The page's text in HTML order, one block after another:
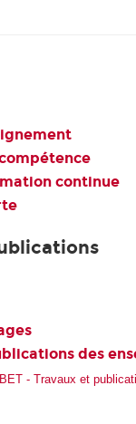
continue
des
- Travaux et